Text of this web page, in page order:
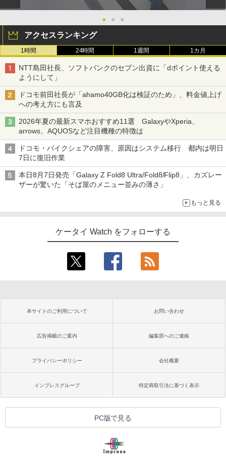
● ● ●
アクセスランキング
1時間 24時間 1週間 1カ月
NTT島田社長、ソフトバンクのセブン出資に「dポイント使える
ようにして」
ドコモ前田社長が「ahamo40GB化は検証のため」、料金値上げ
への考え方にも言及
2026年夏の最新スマホおすすめ11選 GalaxyやXperia、
arrows、AQUOSなど注目機種の特徴は
ドコモ・バイクシェアの障害、原因はシステム移行 都内は明日
7日に復旧作業
本日8月7日発売「Galaxy Z Fold8 Ultra/Fold8/Flip8」、カズレー
ザーが驚いた「そば屋のメニュー並みの薄さ」
もっと見る
ケータイ Watch をフォローする
本サイトのご利用について お問い合わせ
広告掲載のご案内 編集部へのご連絡
プライバシーポリシー 会社概要
インプレスグループ 特定商取引法に基づく表示
PC版で見る